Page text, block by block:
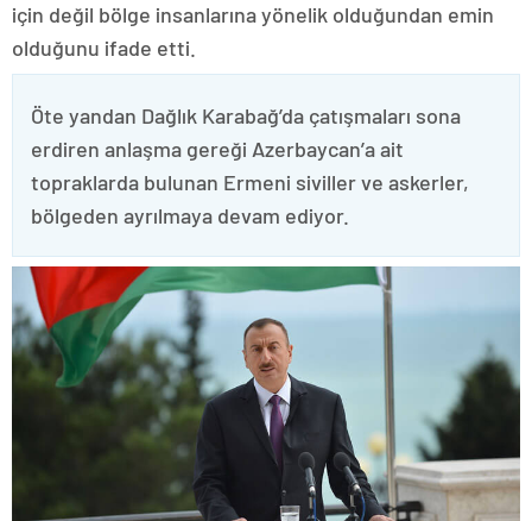
için değil bölge insanlarına yönelik olduğundan emin
olduğunu ifade etti.
Öte yandan Dağlık Karabağ’da çatışmaları sona
erdiren anlaşma gereği Azerbaycan’a ait
topraklarda bulunan Ermeni siviller ve askerler,
bölgeden ayrılmaya devam ediyor.